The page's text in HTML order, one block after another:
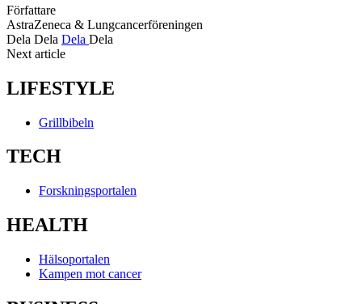
Författare
AstraZeneca & Lungcancerföreningen
Dela Dela Dela Dela
Next article
LIFESTYLE
Grillbibeln
TECH
Forskningsportalen
HEALTH
Hälsoportalen
Kampen mot cancer